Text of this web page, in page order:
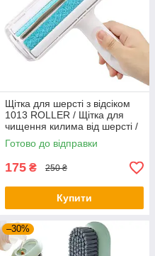
Щітка для шерсті з відсіком
1013 ROLLER / Щітка для
чищення килима від шерсті /
Щітка для видалення шерсті
Готово до відправки
175 ₴ 250 ₴
Купити
–30%